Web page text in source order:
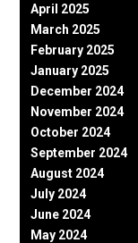
April 2025
March 2025
February 2025
January 2025
December 2024
November 2024
October 2024
September 2024
August 2024
July 2024
June 2024
May 2024